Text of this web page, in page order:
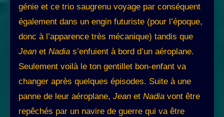
génie et ce trio saugrenu voyage par conséquent
également dans un engin futuriste (pour l’époque,
donc à l’apparence très mécanique) tandis que
Jean et Nadia s’enfuient à bord d’un aéroplane.
Seulement voilà le ton gentillet bon-enfant va
changer après quelques épisodes. Suite à une
panne de leur aéroplane, Jean et Nadia vont être
repêchés par un navire de guerre qui va être